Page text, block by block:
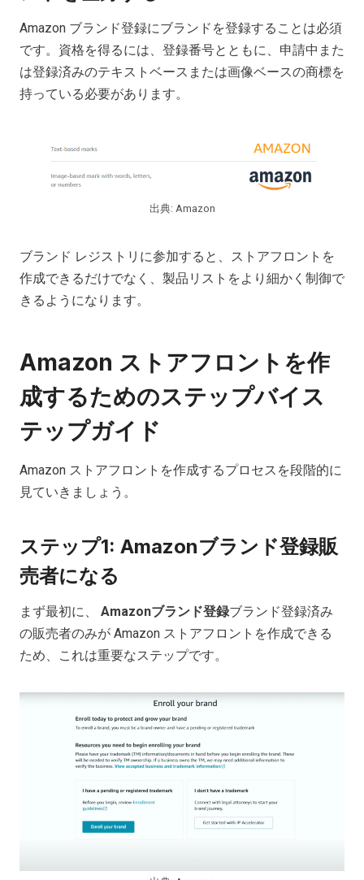
Amazon ブランド登録にブランドを登録することは必須
です。資格を得るには、登録番号とともに、申請中また
は登録済みのテキストベースまたは画像ベースの商標を
持っている必要があります。
出典: Amazon
ブランド レジストリに参加すると、ストアフロントを
作成できるだけでなく、製品リストをより細かく制御で
きるようになります。
Amazon ストアフロントを作
成するためのステップバイス
テップガイド
Amazon ストアフロントを作成するプロセスを段階的に
見ていきましょう。
ステップ1: Amazonブランド登録販
売者になる
まず最初に、 Amazonブランド登録ブランド登録済み
の販売者のみが Amazon ストアフロントを作成できる
ため、これは重要なステップです。